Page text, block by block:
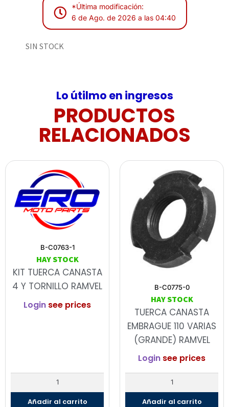
*Última modificación:
6 de Ago. de 2026 a las 04:40
SIN STOCK
Lo útilmo en ingresos
PRODUCTOS
RELACIONADOS
B-C0763-1
HAY STOCK
KIT TUERCA CANASTA
4 Y TORNILLO RAMVEL
Login see prices
Añadir al carrito
B-C0775-0
HAY STOCK
TUERCA CANASTA
EMBRAGUE 110 VARIAS
(GRANDE) RAMVEL
Login see prices
Añadir al carrito